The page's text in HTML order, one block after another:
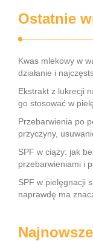
Ostatnie
Kwas mlekowy w
działanie i
Ekstrakt z lukrecji
go stosować w
Przebarwienia po
przyczyny,
SPF w ciąży: jak
przebarwieniami i
SPF w pielęgnacji
naprawdę ma